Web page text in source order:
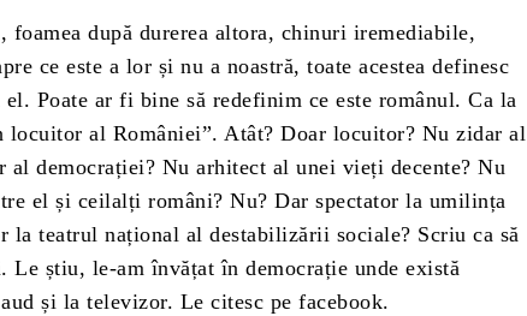
foamea după durerea altora, chinuri iremediabile,
ce este a lor și nu a noastră, toate acestea definesc
Poate ar fi bine să redefinim ce este românul. Ca la
locuitor al României”. Atât? Doar locuitor? Nu zidar al
al democrației? Nu arhitect al unei vieți decente? Nu
el și ceilalți români? Nu? Dar spectator la umilința
la teatrul național al destabilizării sociale? Scriu ca să
Le știu, le-am învățat în democrație unde există
și la televizor. Le citesc pe facebook.